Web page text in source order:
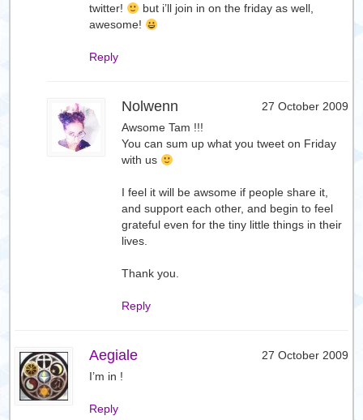
twitter!
but i’ll join in on the friday as well,
awesome!
Reply
Nolwenn
27 October 2009
Awsome Tam !!!
You can sum up what you tweet on Friday
with us
I feel it will be awsome if people share it,
and support each other, and begin to feel
grateful even for the tiny little things in their
lives.
Thank you.
Reply
Aegiale
27 October 2009
I’m in !
Reply